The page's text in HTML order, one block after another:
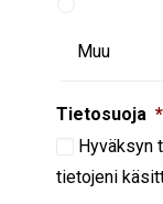
Tietosuoja *
Hyväksyn
tietojeni